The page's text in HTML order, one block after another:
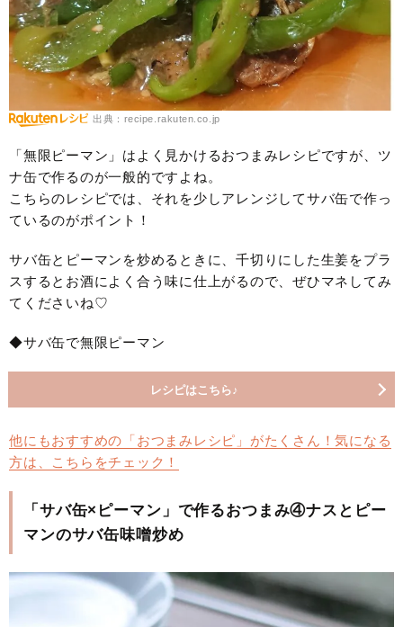
出典：recipe.rakuten.co.jp
「無限ピーマン」はよく見かけるおつまみレシピですが、ツ
ナ缶で作るのが一般的ですよね。
こちらのレシピでは、それを少しアレンジしてサバ缶で作っ
ているのがポイント！
サバ缶とピーマンを炒めるときに、千切りにした生姜をプラ
スするとお酒によく合う味に仕上がるので、ぜひマネしてみ
てくださいね♡
◆サバ缶で無限ピーマン
レシピはこちら♪
他にもおすすめの「おつまみレシピ」がたくさん！気になる
方は、こちらをチェック！
「サバ缶×ピーマン」で作るおつまみ④ナスとピー
マンのサバ缶味噌炒め